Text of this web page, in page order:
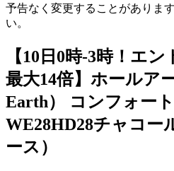
予告なく変更することがありま
い。
【10日0時-3時！エ
最大14倍】ホールア
Earth） コンフォー
WE28HD28チャコー
ース）